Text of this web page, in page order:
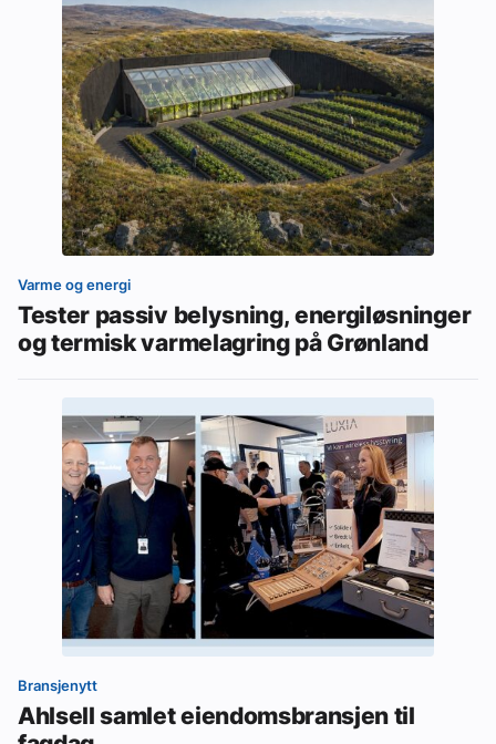
Varme og energi
Tester passiv belysning, energiløsninger
og termisk varmelagring på Grønland
Bransjenytt
Ahlsell samlet eiendomsbransjen til